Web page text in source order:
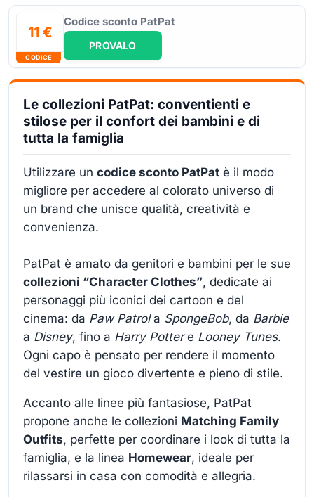
11 €
CODICE
Codice sconto PatPat
PROVALO
Le collezioni PatPat: conventienti e
stilose per il confort dei bambini e di
tutta la famiglia
Utilizzare un codice sconto PatPat è il modo
migliore per accedere al colorato universo di
un brand che unisce qualità, creatività e
convenienza.
PatPat è amato da genitori e bambini per le sue
collezioni “Character Clothes”, dedicate ai
personaggi più iconici dei cartoon e del
cinema: da Paw Patrola SpongeBob, da Barbie
a Disney, fino a Harry Pottere Looney Tunes.
Ogni capo è pensato per rendere il momento
del vestire un gioco divertente e pieno di stile.
Accanto alle linee più fantasiose, PatPat
propone anche le collezioni Matching Family
Outfits, perfette per coordinare i look di tutta la
famiglia, e la linea Homewear, ideale per
rilassarsi in casa con comodità e allegria.